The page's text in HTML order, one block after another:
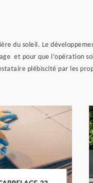
du soleil. Le
et pour que l’opération
plébiscité par les